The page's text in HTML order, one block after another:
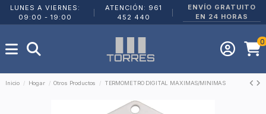
LUNES A VIERNES:
09:00 - 19:00
ATENCIÓN: 961
452 440
ENVÍO GRATUITO
EN 24 HORAS
0
Inicio Hogar Otros Productos TERMOMETRO DIGITAL MAXIMAS/MINIMAS